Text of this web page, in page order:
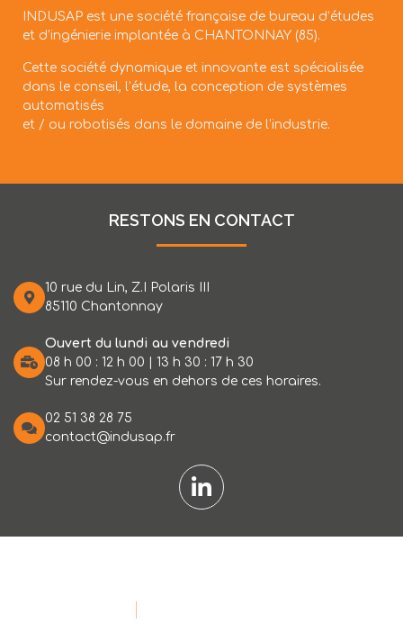
INDUSAP est une société française de bureau d’études
et d’ingénierie implantée à CHANTONNAY (85).
Cette société dynamique et innovante est spécialisée
dans le conseil, l’étude, la conception de systèmes
automatisés
et / ou robotisés dans le domaine de l’industrie.
RESTONS EN CONTACT
10 rue du Lin, Z.I Polaris III
85110 Chantonnay
Ouvert du lundi au vendredi
08 h 00 : 12 h 00 | 13 h 30 : 17 h 30
Sur rendez-vous en dehors de ces horaires.
02 51 38 28 75
contact@indusap.fr